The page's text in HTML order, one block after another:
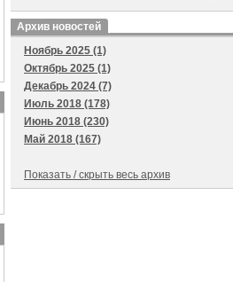
Архив новостей
Ноябрь 2025 (1)
Октябрь 2025 (1)
Декабрь 2024 (7)
Июль 2018 (178)
Июнь 2018 (230)
Май 2018 (167)
Показать / скрыть весь архив